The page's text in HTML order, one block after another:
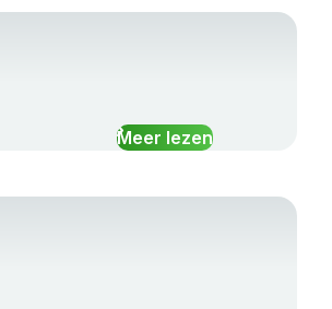
Meer lezen